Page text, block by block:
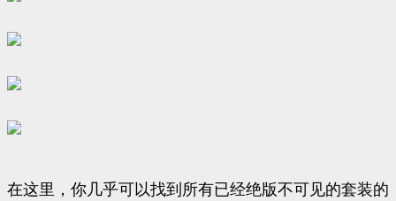
在这里，你几乎可以找到所有已经绝版不可见的套装的